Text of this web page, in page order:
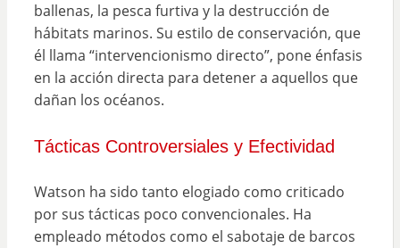
ballenas, la pesca furtiva y la destrucción de
hábitats marinos. Su estilo de conservación, que
él llama “intervencionismo directo”, pone énfasis
en la acción directa para detener a aquellos que
dañan los océanos.
Tácticas Controversiales y Efectividad
Watson ha sido tanto elogiado como criticado
por sus tácticas poco convencionales. Ha
empleado métodos como el sabotaje de barcos